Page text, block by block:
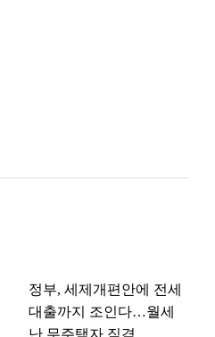
정부, 세제개편안에 전세
대출까지 조인다…월세
난 무주택자 직격